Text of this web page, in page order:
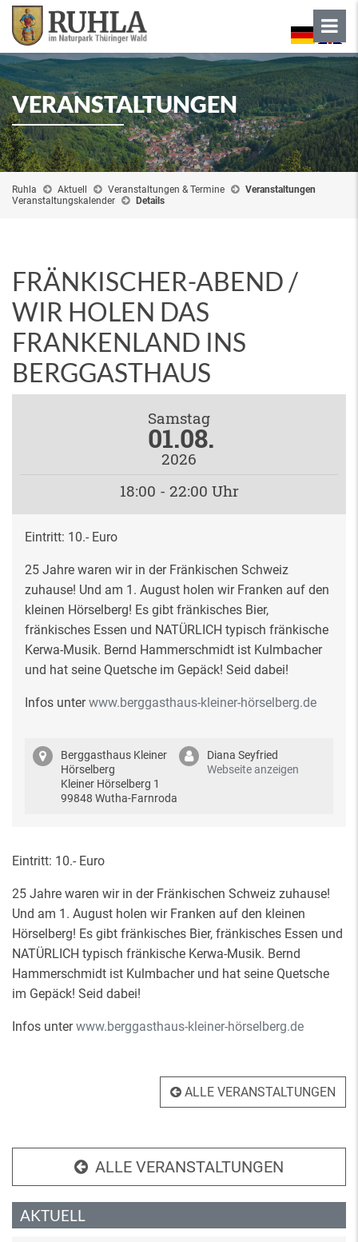
VERANSTALTUNGEN
Ruhla Aktuell
Veranstaltungen & Termine
Veranstaltungskalender
Veranstaltungen
Details
FRÄNKISCHER-ABEND /
WIR HOLEN DAS
FRANKENLAND INS
BERGGASTHAUS
Samstag
01.08.
2026
18:00 - 22:00 Uhr
Eintritt: 10.- Euro
25 Jahre waren wir in der Fränkischen Schweiz
zuhause! Und am 1. August holen wir Franken auf den
kleinen Hörselberg! Es gibt fränkisches Bier,
fränkisches Essen und NATÜRLICH typisch fränkische
Kerwa-Musik. Bernd Hammerschmidt ist Kulmbacher
und hat seine Quetsche im Gepäck! Seid dabei!
Infos unterwww.berggasthaus-kleiner-hörselberg.de
Berggasthaus Kleiner
Hörselberg
Kleiner Hörselberg 1
99848 Wutha-Farnroda
Diana Seyfried
Webseite anzeigen
Eintritt: 10.- Euro
25 Jahre waren wir in der Fränkischen Schweiz zuhause!
Und am 1. August holen wir Franken auf den kleinen
Hörselberg! Es gibt fränkisches Bier, fränkisches Essen und
NATÜRLICH typisch fränkische Kerwa-Musik. Bernd
Hammerschmidt ist Kulmbacher und hat seine Quetsche
im Gepäck! Seid dabei!
Infos unterwww.berggasthaus-kleiner-hörselberg.de
ALLE VERANSTALTUNGEN
ALLE VERANSTALTUNGEN
AKTUELL